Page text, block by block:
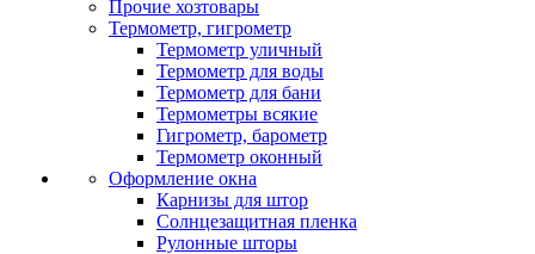
Прочие хозтовары
Термометр, гигрометр
Термометр уличный
Термометр для воды
Термометр для бани
Термометры всякие
Гигрометр, барометр
Термометр оконный
Оформление окна
Карнизы для штор
Солнцезащитная пленка
Рулонные шторы